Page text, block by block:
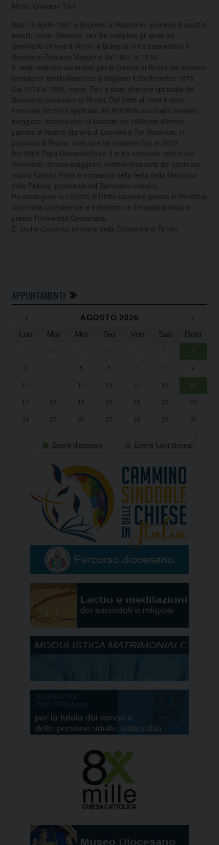
Mons. Giovanni Tani
Nato l’8 aprile 1947 a Sogliano al Rubicone. secondo di quattro
fratelli, mons. Giovanni Tani ha compiuto gli studi nel
Seminario minore di Rimini e Bologna, e ha frequentato il
Seminario Romano Maggiore dal 1967 al 1974.
E’ stato ordinato sacerdote per la Diocesi di Rimini dal Vescovo
monsignor Emilio Biancheri a Sogliano il 29 dicembre 1973.
Dal 1974 al 1985, mons. Tani è stato direttore spirituale del
Seminario diocesano di Rimini. Dal 1985 al 1999 è stato
nominato direttore spirituale del Pontificio seminario romano
maggiore, incarico che ha lasciato nel 1999 per divenire
parroco di Nostra Signora di Lourdes a Tor Marancia, in
provincia di Roma, ruolo che ha ricoperto fino al 2003.
Nel 2003 Papa Giovanni Paolo II lo ha nominato rettore del
Seminario romano maggiore, nomina resa nota dal cardinale
vicario Camillo Ruini in occasione della festa della Madonna
della Fiducia, protettrice del Seminario romano.
Ha conseguito la Licenza di Diritto canonico presso la Pontificia
Università Lateranense e il dottorato in Teologia spirituale
presso l’Università Gregoriana.
E’ anche Canonico onorario della Cattedrale di Rimini.
APPUNTAMENTI
‹ AGOSTO 2026
›
Lun
Mar Mer Gio Ven Sab Dom
1 2
3 4 5 6 7 8 9
10 11 12 13 14 15 16
17 18 19 20 21 22 23
24 25 26 27 28 29 30
Eventi diocesani Eventi fuori diocesi